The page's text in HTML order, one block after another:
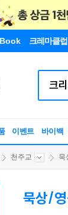
크레마클럽
이벤트 바이백
천주교 묵
묵상/